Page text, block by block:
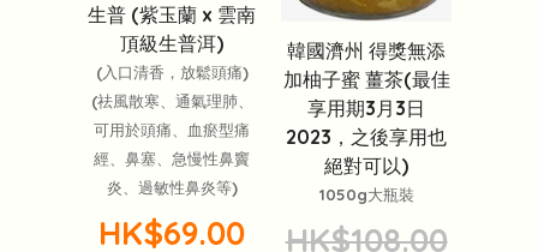
生普 (紫玉蘭 x 雲南
頂級生普洱)
(入口清香，放鬆頭痛)
(祛風散寒、通氣理肺、
可用於頭痛、血瘀型痛
經、鼻塞、急慢性鼻竇
炎、過敏性鼻炎等)
HK$69.00
韓國濟州 得獎無添
加柚子蜜 薑茶(最佳
享用期3月3日
2023，之後享用也
絕對可以)
1050g大瓶裝
HK$108.00